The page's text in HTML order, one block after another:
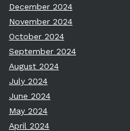
December 2024
November 2024
October 2024
September 2024
August 2024
July 2024
June 2024
May 2024
April 2024